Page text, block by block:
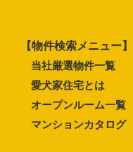
【物件検索メニュー】
当社厳選物件一覧
愛犬家住宅とは
オープンルーム一覧
マンションカタログ